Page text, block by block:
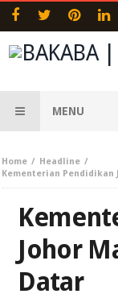
MENU
Home
Headline
Kementerian Pendidikan
Johor
Datar